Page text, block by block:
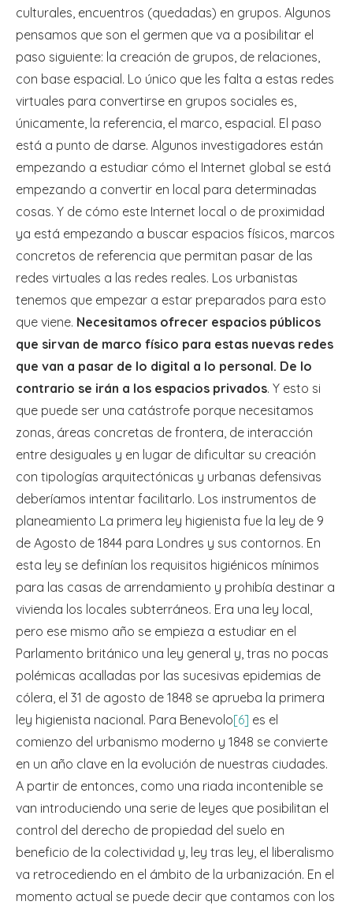
culturales, encuentros (quedadas) en grupos. Algunos
pensamos que son el germen que va a posibilitar el
paso siguiente: la creación de grupos, de relaciones,
con base espacial. Lo único que les falta a estas redes
virtuales para convertirse en grupos sociales es,
únicamente, la referencia, el marco, espacial. El paso
está a punto de darse. Algunos investigadores están
empezando a estudiar cómo el Internet global se está
empezando a convertir en local para determinadas
cosas. Y de cómo este Internet local o de proximidad
ya está empezando a buscar espacios físicos, marcos
concretos de referencia que permitan pasar de las
redes virtuales a las redes reales. Los urbanistas
tenemos que empezar a estar preparados para esto
que viene. Necesitamos ofrecer espacios públicos
que sirvan de marco físico para estas nuevas redes
que van a pasar de lo digital a lo personal. De lo
contrario se irán a los espacios privados. Y esto si
que puede ser una catástrofe porque necesitamos
zonas, áreas concretas de frontera, de interacción
entre desiguales y en lugar de dificultar su creación
con tipologías arquitectónicas y urbanas defensivas
deberíamos intentar facilitarlo. Los instrumentos de
planeamiento La primera ley higienista fue la ley de 9
de Agosto de 1844 para Londres y sus contornos. En
esta ley se definían los requisitos higiénicos mínimos
para las casas de arrendamiento y prohibía destinar a
vivienda los locales subterráneos. Era una ley local,
pero ese mismo año se empieza a estudiar en el
Parlamento británico una ley general y, tras no pocas
polémicas acalladas por las sucesivas epidemias de
cólera, el 31 de agosto de 1848 se aprueba la primera
ley higienista nacional. Para Benevolo[6] es el
comienzo del urbanismo moderno y 1848 se convierte
en un año clave en la evolución de nuestras ciudades.
A partir de entonces, como una riada incontenible se
van introduciendo una serie de leyes que posibilitan el
control del derecho de propiedad del suelo en
beneficio de la colectividad y, ley tras ley, el liberalismo
va retrocediendo en el ámbito de la urbanización. En el
momento actual se puede decir que contamos con los